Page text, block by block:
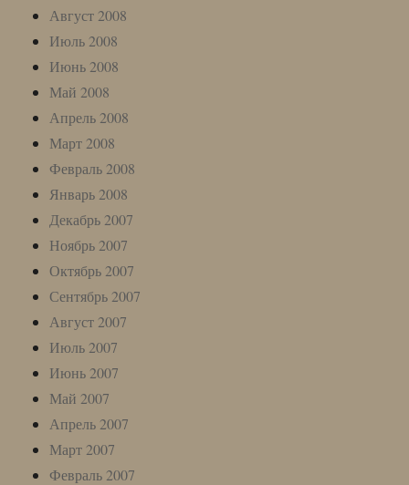
Август 2008
Июль 2008
Июнь 2008
Май 2008
Апрель 2008
Март 2008
Февраль 2008
Январь 2008
Декабрь 2007
Ноябрь 2007
Октябрь 2007
Сентябрь 2007
Август 2007
Июль 2007
Июнь 2007
Май 2007
Апрель 2007
Март 2007
Февраль 2007